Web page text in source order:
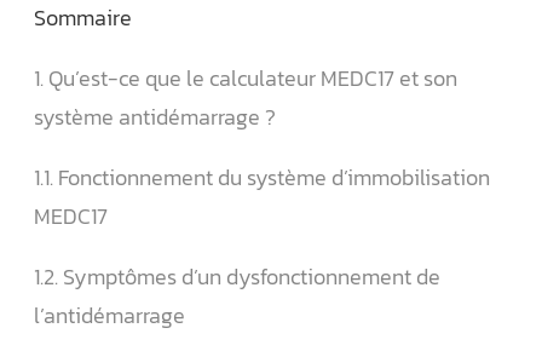
Sommaire
1. Qu’est-ce que le calculateur MEDC17 et son
système antidémarrage ?
1.1. Fonctionnement du système d’immobilisation
MEDC17
1.2. Symptômes d’un dysfonctionnement de
l’antidémarrage